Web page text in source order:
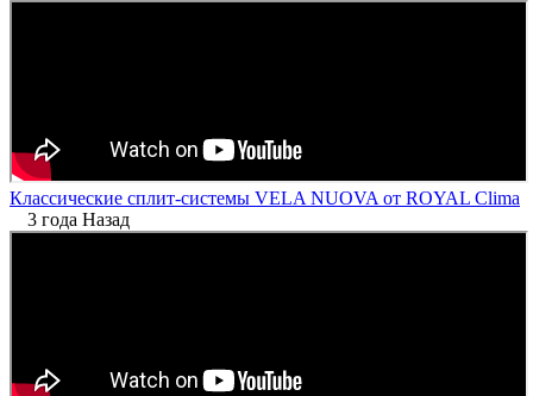
Классические сплит-системы VELA NUOVA от ROYAL Clima
3 года Назад